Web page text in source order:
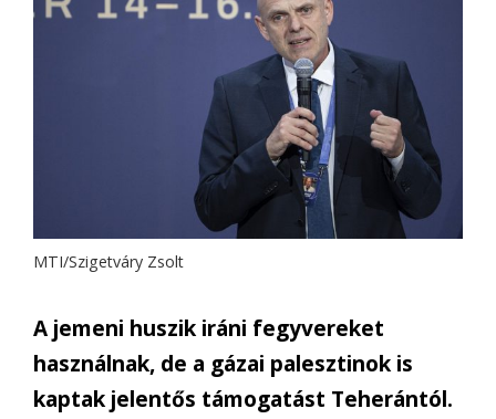
MTI/Szigetváry Zsolt
A jemeni huszik iráni fegyvereket
használnak, de a gázai palesztinok is
kaptak jelentős támogatást Teherántól.